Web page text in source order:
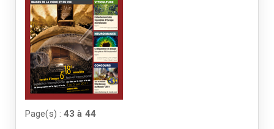
Page(s) : 43 à 44